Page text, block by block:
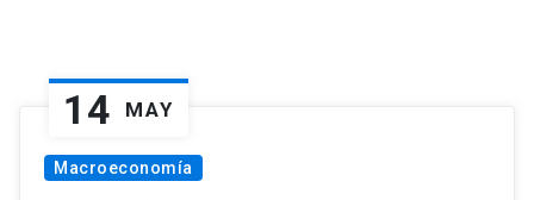
14 MAY
Macroeconomía